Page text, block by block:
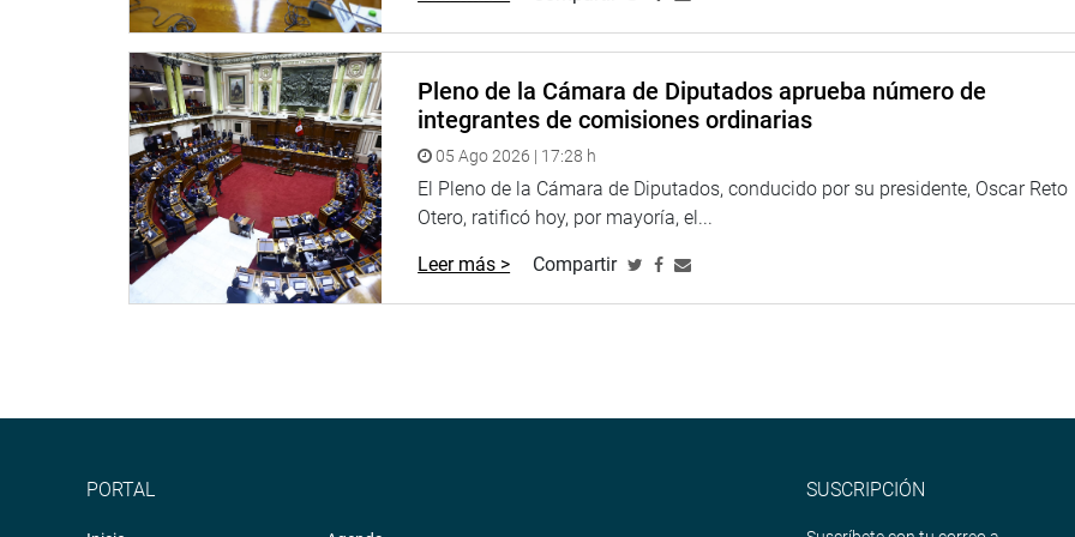
Céspedes y que se permita al Ministerio Público investigar la presunta comisión del delito de abuso de autoridad.
DEFENSA
Con el fin de ejercer su derecho de defensa, se presentaron los abogados Daniel Figallo y Roberto Pereyra, por 20
minutos.
Figallo señaló que la situación trasciende un simple debate sobre interpretaciones legales, involucrando un
reparto de poder establecido por la Constitución. Explicó que el presidente de la república ocupa una posición
máxima, según la Constitución de 1928, y que la ley, no un reglamento, determina los límites de estas decisiones.
El abogado también explicó que el presidente de la república tiene la atribución exclusiva para disponer el pase
Pleno de la Cámara de Diputados aprueba número de
integrantes de comisiones ordinarias
05 Ago 2026 | 17:28 h
El Pleno de la Cámara de Diputados, conducido por su presidente, Oscar Reto
Otero, ratificó hoy, por mayoría, el...
Leer más > Compartir
PORTAL SUSCRIPCIÓN